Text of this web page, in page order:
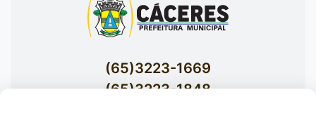
(65)3223-1669
(65)3223-1848